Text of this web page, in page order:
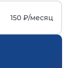
150 ₽/месяц